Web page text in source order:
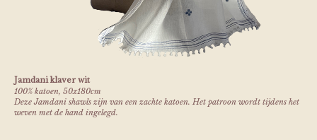
Jamdani klaver wit
100% katoen, 50x180cm
Deze Jamdani shawls zijn van een zachte katoen. Het patroon wordt tijdens het
weven met de hand ingelegd.